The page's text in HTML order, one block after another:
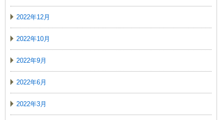
2022年12月
2022年10月
2022年9月
2022年6月
2022年3月